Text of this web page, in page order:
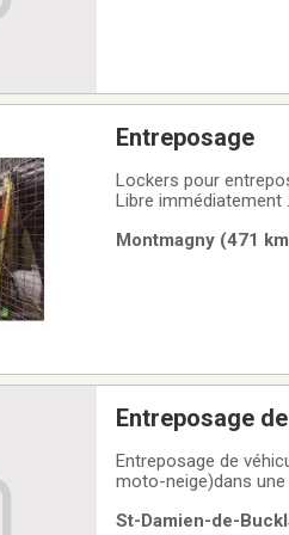
Entreposage
Lockers pour
Libre immédiatement .
Montmagny (471
Entreposage de
moto-neige)dans une
St-Damien-de-